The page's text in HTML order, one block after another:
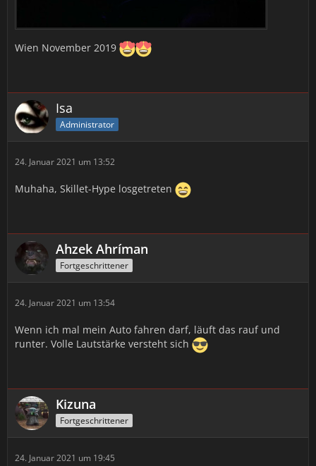
Wien November 2019
Isa
Administrator
24. Januar 2021 um 13:52
Muhaha, Skillet-Hype losgetreten
Ahzek Ahríman
Fortgeschrittener
24. Januar 2021 um 13:54
Wenn ich mal mein Auto fahren darf, läuft das rauf und
runter. Volle Lautstärke versteht sich
Kizuna
Fortgeschrittener
24. Januar 2021 um 19:45